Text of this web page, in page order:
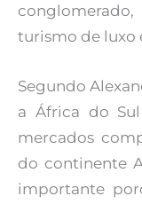
turismo de luxo
Segundo
a África do
mercados
do continente
importante